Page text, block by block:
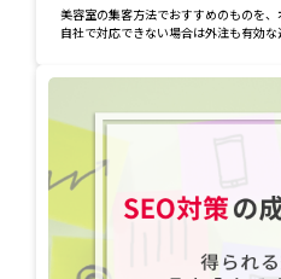
美容室の集客方法でおすすめのものを、
自社で対応できない場合は外注も有効